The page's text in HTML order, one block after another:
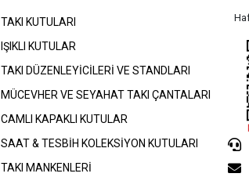
TAKI KUTULARI
IŞIKLI KUTULAR
TAKI DÜZENLEYİCİLERİ VE STANDLARI
MÜCEVHER VE SEYAHAT TAKI ÇANTALARI
CAMLI KAPAKLI KUTULAR
SAAT & TESBİH KOLEKSİYON KUTULARI
TAKI MANKENLERİ